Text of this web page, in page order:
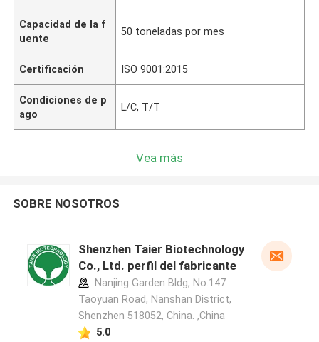
Capacidad de la f
uente
50 toneladas por mes
Certificación ISO 9001:2015
Condiciones de p
ago
L/C, T/T
Vea más
SOBRE NOSOTROS
Shenzhen Taier Biotechnology
Co., Ltd. perfil del fabricante
Nanjing Garden Bldg, No.147
Taoyuan Road, Nanshan District,
Shenzhen 518052, China. ,China
5.0